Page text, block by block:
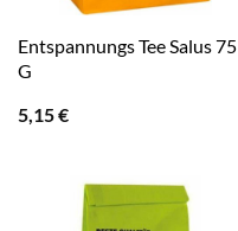
Entspannungs Tee Salus 75
G
5,15€